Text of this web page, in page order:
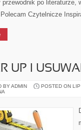
przewodnik po
Czytelnicze
UP I
BY ADMIN POSTED ON